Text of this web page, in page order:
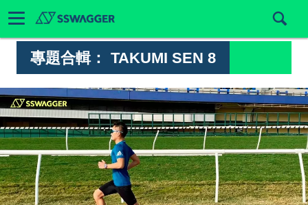
專題合輯： TAKUMI SEN 8